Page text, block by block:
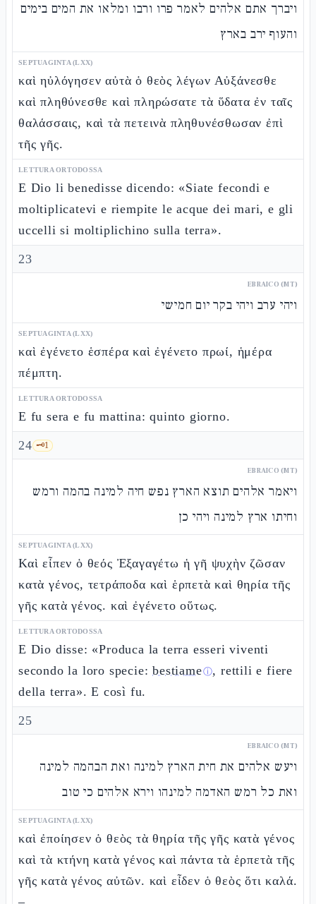
ויברך אתם אלהים לאמר פרו ורבו ומלאו את המים בימים
והעוף ירב בארץ
SEPTUAGINTA (LXX)
καὶ ηὐλόγησεν αὐτὰ ὁ θεὸς λέγων Αὐξάνεσθε
καὶ πληθύνεσθε καὶ πληρώσατε τὰ ὕδατα ἐν ταῖς
θαλάσσαις, καὶ τὰ πετεινὰ πληθυνέσθωσαν ἐπὶ
τῆς γῆς.
LETTURA ORTODOSSA
E Dio li benedisse dicendo: «Siate fecondi e
moltiplicatevi e riempite le acque dei mari, e gli
uccelli si moltiplichino sulla terra».
23
EBRAICO (MT)
ויהי ערב ויהי בקר יום חמישי
SEPTUAGINTA (LXX)
καὶ ἐγένετο ἑσπέρα καὶ ἐγένετο πρωί, ἡμέρα
πέμπτη.
LETTURA ORTODOSSA
E fu sera e fu mattina: quinto giorno.
24 🗝️1
EBRAICO (MT)
ויאמר אלהים תוצא הארץ נפש חיה למינה בהמה ורמש
וחיתו ארץ למינה ויהי כן
SEPTUAGINTA (LXX)
Καὶ εἶπεν ὁ θεός Ἐξαγαγέτω ἡ γῆ ψυχὴν ζῶσαν
κατὰ γένος, τετράποδα καὶ ἑρπετὰ καὶ θηρία τῆς
γῆς κατὰ γένος. καὶ ἐγένετο οὕτως.
LETTURA ORTODOSSA
E Dio disse: «Produca la terra esseri viventi
secondo la loro specie:bestiameⓘ, rettili e fiere
della terra». E così fu.
25
EBRAICO (MT)
ויעש אלהים את חית הארץ למינה ואת הבהמה למינה
ואת כל רמש האדמה למינהו וירא אלהים כי טוב
SEPTUAGINTA (LXX)
καὶ ἐποίησεν ὁ θεὸς τὰ θηρία τῆς γῆς κατὰ γένος
καὶ τὰ κτήνη κατὰ γένος καὶ πάντα τὰ ἑρπετὰ τῆς
γῆς κατὰ γένος αὐτῶν. καὶ εἶδεν ὁ θεὸς ὅτι καλά.